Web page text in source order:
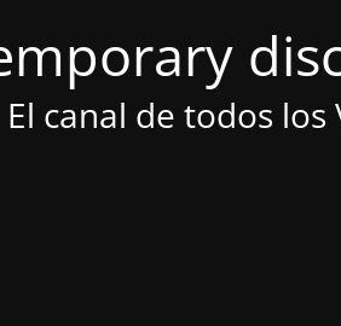
El canal de todos los